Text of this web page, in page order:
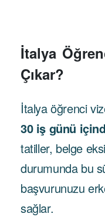
İtalya
Çıkar?
İtalya öğrenci
30 iş günü
tatiller, belge
durumunda bu
başvurunuzu
sağlar.